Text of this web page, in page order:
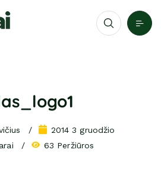
2014 3 gruodžio
63 Peržiūros